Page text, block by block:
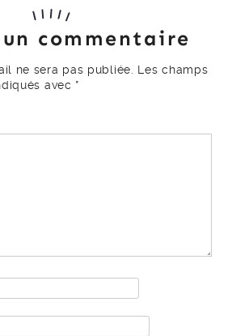
commentaire
ne sera pas publiée.
Les champs
avec *